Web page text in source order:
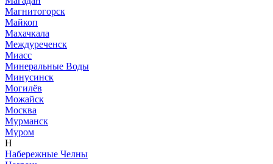
Магнитогорск
Майкоп
Махачкала
Междуреченск
Миасс
Минеральные Воды
Минусинск
Могилёв
Можайск
Москва
Мурманск
Муром
Н
Набережные Челны